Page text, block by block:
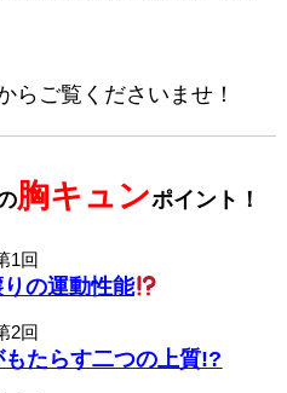
らご覧くださいませ！
胸キュンポイント！
1回
の運動性能
2回
たらす二つの上質!?